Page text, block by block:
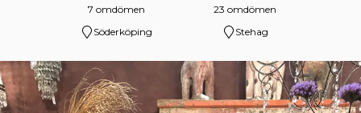
7 omdömen
Söderköping
23 omdömen
Stehag